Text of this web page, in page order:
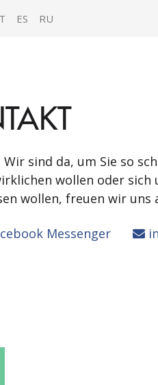
ES RU
sind da, um Sie so
wollen oder
wollen, freuen wir
Messenger